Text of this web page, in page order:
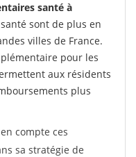
santé à
sont de plus en
villes de France.
pour les
aux résidents
plus
compte ces
sa stratégie de